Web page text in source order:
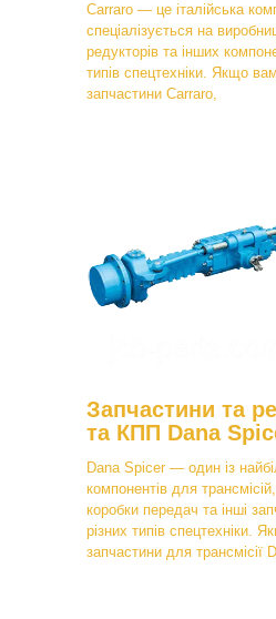
Carraro — це італійська
спеціалізується на
редукторів та інших
типів спецтехніки. Якщо вам
запчастини Carraro,
Запчастини та
та КПП Dana
Dana Spicer — один із
компонентів для
коробки передач та інші
різних типів спецтехніки.
запчастини для трансмісії